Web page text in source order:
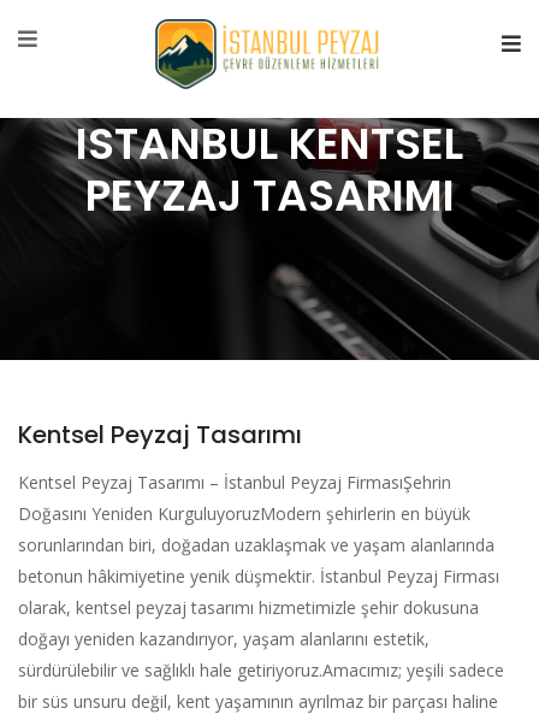
ISTANBUL KENTSEL
PEYZAJ TASARIMI
Kentsel Peyzaj Tasarımı
Kentsel Peyzaj Tasarımı – İstanbul Peyzaj FirmasıŞehrin
Doğasını Yeniden KurguluyoruzModern şehirlerin en büyük
sorunlarından biri, doğadan uzaklaşmak ve yaşam alanlarında
betonun hâkimiyetine yenik düşmektir. İstanbul Peyzaj Firması
olarak, kentsel peyzaj tasarımı hizmetimizle şehir dokusuna
doğayı yeniden kazandırıyor, yaşam alanlarını estetik,
sürdürülebilir ve sağlıklı hale getiriyoruz.Amacımız; yeşili sadece
bir süs unsuru değil, kent yaşamının ayrılmaz bir parçası haline